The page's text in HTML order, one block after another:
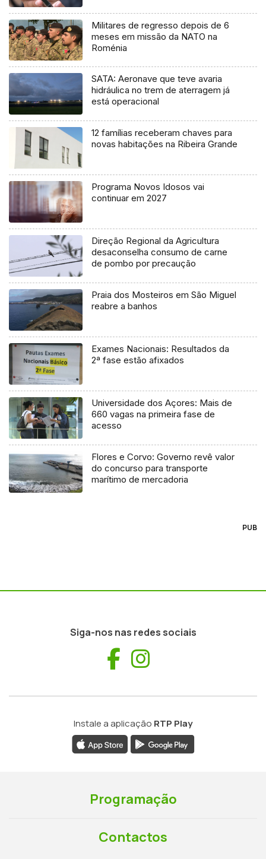
Militares de regresso depois de 6
meses em missão da NATO na
Roménia
SATA: Aeronave que teve avaria
hidráulica no trem de aterragem já
está operacional
12 famílias receberam chaves para
novas habitações na Ribeira Grande
Programa Novos Idosos vai
continuar em 2027
Direção Regional da Agricultura
desaconselha consumo de carne
de pombo por precaução
Praia dos Mosteiros em São Miguel
reabre a banhos
Exames Nacionais: Resultados da
2ª fase estão afixados
Universidade dos Açores: Mais de
660 vagas na primeira fase de
acesso
Flores e Corvo: Governo revê valor
do concurso para transporte
marítimo de mercadoria
PUB
Siga-nos nas redes sociais
Facebook
Instale a aplicação RTP Play
Programação
Contactos